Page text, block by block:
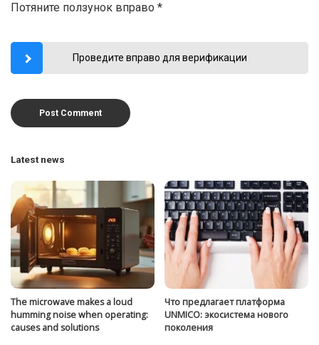
Потяните ползунок вправо *
Проведите вправо для верификации
Latest news
The microwave makes a loud
humming noise when operating:
causes and solutions
Что предлагает платформа
UNMICO: экосистема нового
поколения